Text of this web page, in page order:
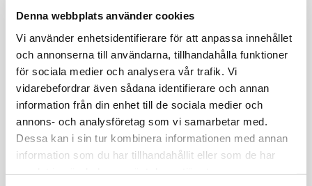
Denna webbplats använder cookies
Vi använder enhetsidentifierare för att anpassa innehållet
och annonserna till användarna, tillhandahålla funktioner
för sociala medier och analysera vår trafik. Vi
vidarebefordrar även sådana identifierare och annan
information från din enhet till de sociala medier och
annons- och analysföretag som vi samarbetar med.
Dessa kan i sin tur kombinera informationen med annan
information som du har tillhandahållit eller som de har
SAMSONITE
Necessär Hängbar Rosa
Art nr:
A15766
142789-1751
Rek: 649,00 kr
SKROSS
Reseadapter Indien/Israel/Danmark till Europa
Art nr: